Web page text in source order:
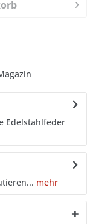
Edelstahlfeder
mehr